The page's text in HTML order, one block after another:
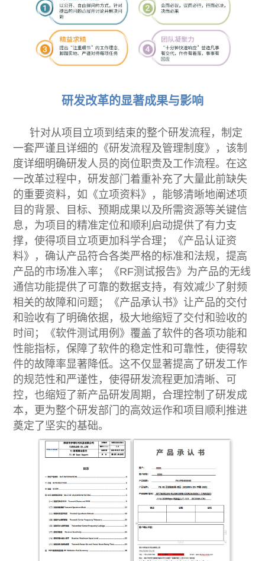
研发改革的显著成果与影响
针对从项目立项到结束的整个研发流程，制定
一套严谨且详细的《研发流程及管理制度》，该制
度详细明确研发人员的岗位职责及工作流程。在这
一改革过程中，研发部门着重补充了大量此前缺失
的重要资料，如《立项资料》，能够清晰地阐述项
目的背景、目标、预期成果以及所需资源等关键信
息，为项目的精准定位和顺利启动提供了有力支
撑，使得项目立项更加科学合理；《产品认证资
料》，确认产品符合各类严格的标准和法规，提高
产品的市场准入率；《RF测试报告》为产品的无线
通信功能提供了可靠的数据支持，有效减少了射频
相关的故障和问题；《产品承认书》让产品的交付
和验收有了明确依据，极大地缩短了交付和验收的
时间；《软件测试用例》覆盖了软件的各项功能和
性能指标，保障了软件的稳定性和可靠性，使得软
件的故障率显著降低。这不仅显著提高了研发工作
的规范性和严谨性，使得研发流程更加清晰、可
控，也缩短了新产品研发周期，合理控制了研发成
本，更为整个研发部门的高效运作和项目顺利推进
奠定了坚实的基础。